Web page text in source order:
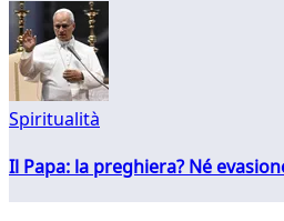
Spiritualità
Il Papa: la preghiera? Né